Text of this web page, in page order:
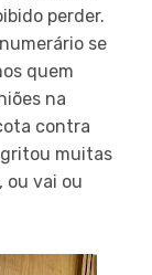
perder.
se
quem
na
contra
gritou muitas
ou vai ou